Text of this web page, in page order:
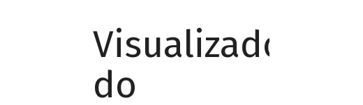
Visualizador
do